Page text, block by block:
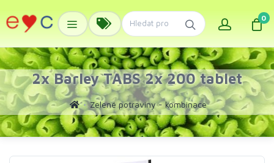
0
2x Barley TABS 2x 200 tablet
Zelené potraviny - kombinace